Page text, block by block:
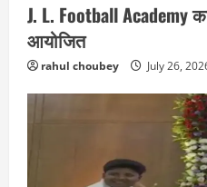
J. L. Football Academy
आयोजित
rahul choubey July 26,